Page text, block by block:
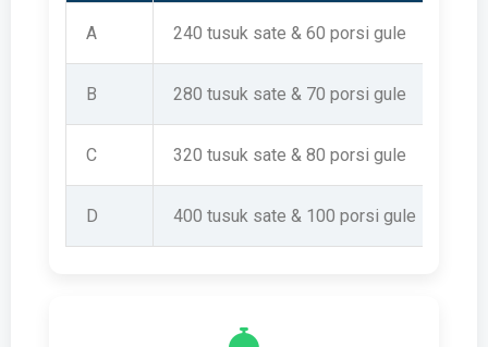
A 240 tusuk sate & 60 porsi gule
B 280 tusuk sate & 70 porsi gule
C 320 tusuk sate & 80 porsi gule
D 400 tusuk sate & 100 porsi gule